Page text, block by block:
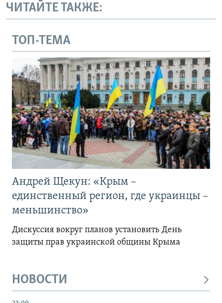
ЧИТАЙТЕ ТАКЖЕ:
ТОП-ТЕМА
Андрей Щекун: «Крым –
единственный регион, где украинцы –
меньшинство»
Дискуссия вокруг планов установить День
защиты прав украинской общины Крыма
НОВОСТИ